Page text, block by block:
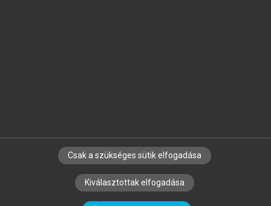
SZERZŐKNEK CÉGEKNEK KÖNYVTÁROSOKNAK
SZERKESZTÉSI ÉS LEKTORÁLÁSI ALAPELVEK
Csak a szükséges sütik elfogadása
Kiválasztottak elfogadása